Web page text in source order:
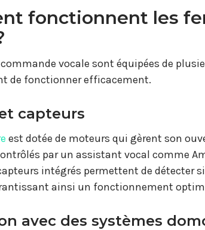
fonctionnent les
commande vocale sont équipées de
de fonctionner efficacement.
capteurs
est dotée de moteurs qui gèrent son
par un assistant vocal comme
intégrés permettent de détecter
ainsi un fonctionnement
avec des systèmes